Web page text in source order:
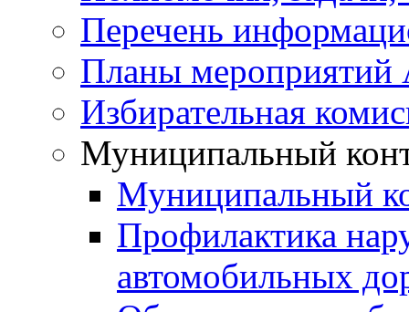
Перечень
Планы мероприятий
Избирательная
Муниципальный
Муниципальный
Профилактика
автомобильных